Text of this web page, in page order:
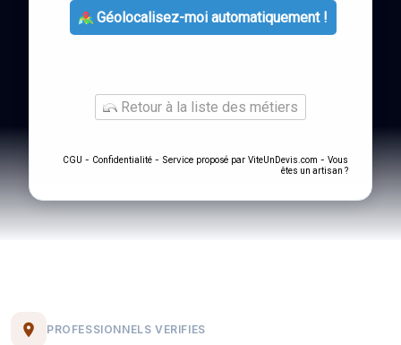
Géolocalisez-moi automatiquement !
Retour à la liste des métiers
CGU - Confidentialité - Service proposé par ViteUnDevis.com - Vous
êtes un artisan ?
PROFESSIONNELS VERIFIES